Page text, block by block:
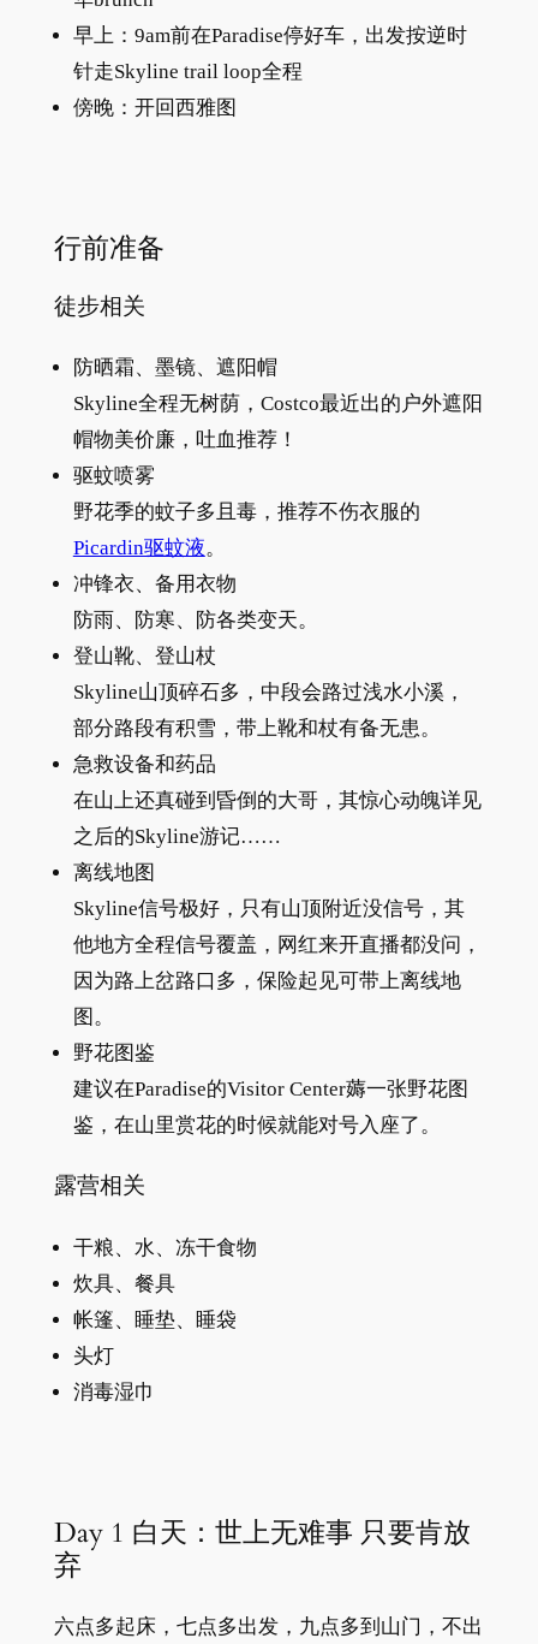
早上：9am前在Paradise停好车，出发按逆时
针走Skyline trail loop全程
傍晚：开回西雅图
行前准备
徒步相关
防晒霜、墨镜、遮阳帽
Skyline全程无树荫，Costco最近出的户外遮阳
帽物美价廉，吐血推荐！
驱蚊喷雾
野花季的蚊子多且毒，推荐不伤衣服的
Picardin驱蚊液。
冲锋衣、备用衣物
防雨、防寒、防各类变天。
登山靴、登山杖
Skyline山顶碎石多，中段会路过浅水小溪，
部分路段有积雪，带上靴和杖有备无患。
急救设备和药品
在山上还真碰到昏倒的大哥，其惊心动魄详见
之后的Skyline游记……
离线地图
Skyline信号极好，只有山顶附近没信号，其
他地方全程信号覆盖，网红来开直播都没问，
因为路上岔路口多，保险起见可带上离线地
图。
野花图鉴
建议在Paradise的Visitor Center薅一张野花图
鉴，在山里赏花的时候就能对号入座了。
露营相关
干粮、水、冻干食物
炊具、餐具
帐篷、睡垫、睡袋
头灯
消毒湿巾
Day 1 白天：世上无难事 只要肯放
弃
六点多起床，七点多出发，九点多到山门，不出